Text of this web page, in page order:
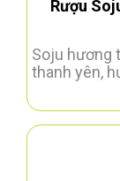
Rượu
Soju hương
thanh yên,